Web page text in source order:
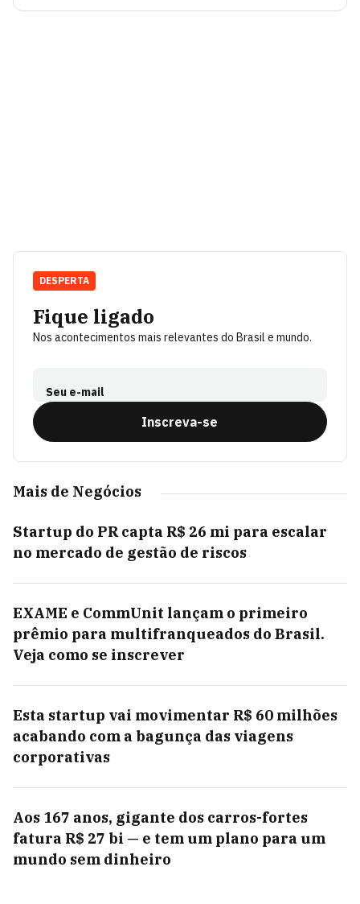
Fique ligado
Nos acontecimentos mais relevantes do Brasil e mundo.
Seu e-mail
Inscreva-se
DESPERTA
Mais de Negócios
Startup do PR capta R$ 26 mi para escalar
no mercado de gestão de riscos
EXAME e CommUnit lançam o primeiro
prêmio para multifranqueados do Brasil.
Veja como se inscrever
Esta startup vai movimentar R$ 60 milhões
acabando com a bagunça das viagens
corporativas
Aos 167 anos, gigante dos carros-fortes
fatura R$ 27 bi — e tem um plano para um
mundo sem dinheiro